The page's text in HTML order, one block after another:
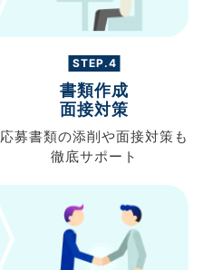
STEP.4
書類作成
面接対策
応募書類の添削や面接対策も
徹底サポート